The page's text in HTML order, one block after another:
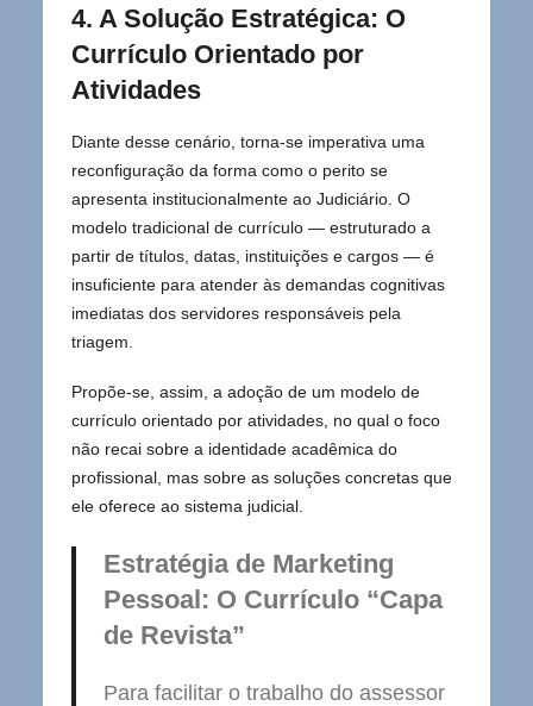
4. A Solução Estratégica: O
Currículo Orientado por
Atividades
Diante desse cenário, torna-se imperativa uma
reconfiguração da forma como o perito se
apresenta institucionalmente ao Judiciário. O
modelo tradicional de currículo — estruturado a
partir de títulos, datas, instituições e cargos — é
insuficiente para atender às demandas cognitivas
imediatas dos servidores responsáveis pela
triagem.
Propõe-se, assim, a adoção de um modelo de
currículo orientado por atividades, no qual o foco
não recai sobre a identidade acadêmica do
profissional, mas sobre as soluções concretas que
ele oferece ao sistema judicial.
Estratégia de Marketing
Pessoal: O Currículo “Capa
de Revista”
Para facilitar o trabalho do assessor